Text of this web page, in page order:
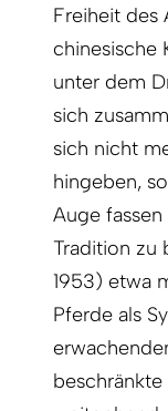
Freiheit des
chinesische
unter dem
sich
sich nicht
hingeben,
Auge
Tradition zu
1953) etwa
Pferde als